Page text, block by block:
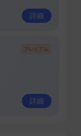
詳細
詳細
プレミアム